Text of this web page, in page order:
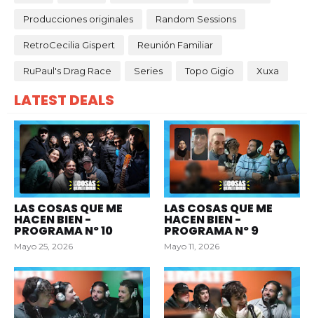
Producciones originales Random Sessions
RetroCecilia Gispert Reunión Familiar
RuPaul's Drag Race Series Topo Gigio Xuxa
LATEST DEALS
LAS COSAS QUE ME
HACEN BIEN -
PROGRAMA Nº 10
Mayo 25, 2026
LAS COSAS QUE ME
HACEN BIEN -
PROGRAMA Nº 9
Mayo 11, 2026